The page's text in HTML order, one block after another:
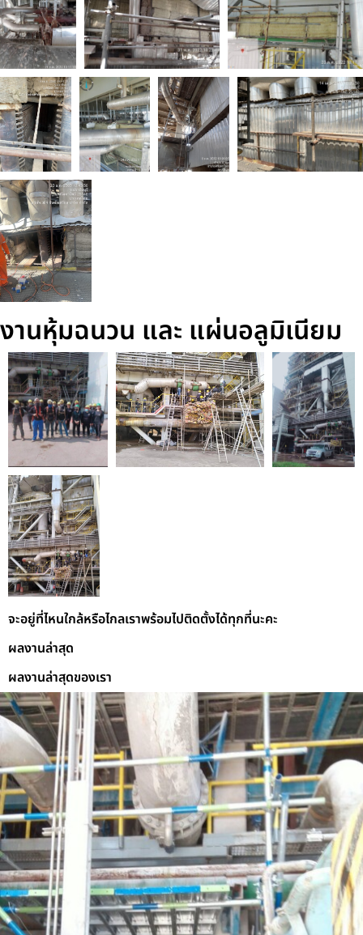
งานหุ้มฉนวน และ แผ่นอลูมิเนียม
จะอยู่ที่ไหนใกล้หรือไกลเราพร้อมไปติดตั้งได้ทุกที่นะคะ
ผลงานล่าสุด
ผลงานล่าสุดของเรา